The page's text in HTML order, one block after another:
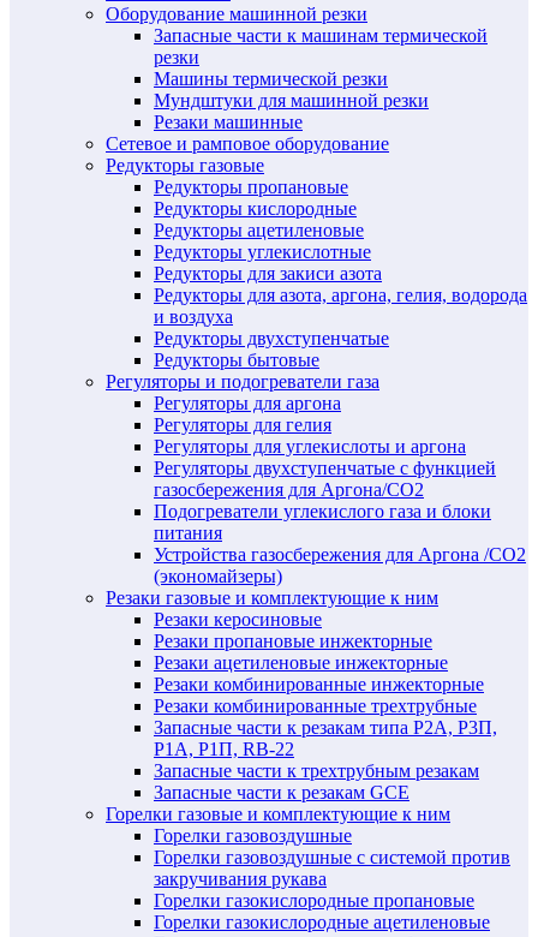
Оборудование машинной резки
Запасные части к машинам термической
резки
Машины термической резки
Мундштуки для машинной резки
Резаки машинные
Сетевое и рамповое оборудование
Редукторы газовые
Редукторы пропановые
Редукторы кислородные
Редукторы ацетиленовые
Редукторы углекислотные
Редукторы для закиси азота
Редукторы для азота, аргона, гелия, водорода
и воздуха
Редукторы двухступенчатые
Редукторы бытовые
Регуляторы и подогреватели газа
Регуляторы для аргона
Регуляторы для гелия
Регуляторы для углекислоты и аргона
Регуляторы двухступенчатые c функцией
газосбережения для Аргона/СО2
Подогреватели углекислого газа и блоки
питания
Устройства газосбережения для Аргона /СО2
(экономайзеры)
Резаки газовые и комплектующие к ним
Резаки керосиновые
Резаки пропановые инжекторные
Резаки ацетиленовые инжекторные
Резаки комбинированные инжекторные
Резаки комбинированные трехтрубные
Запасные части к резакам типа Р2А, Р3П,
Р1А, Р1П, RB-22
Запасные части к трехтрубным резакам
Запасные части к резакам GCE
Горелки газовые и комплектующие к ним
Горелки газовоздушные
Горелки газовоздушные с системой против
закручивания рукава
Горелки газокислородные пропановые
Горелки газокислородные ацетиленовые